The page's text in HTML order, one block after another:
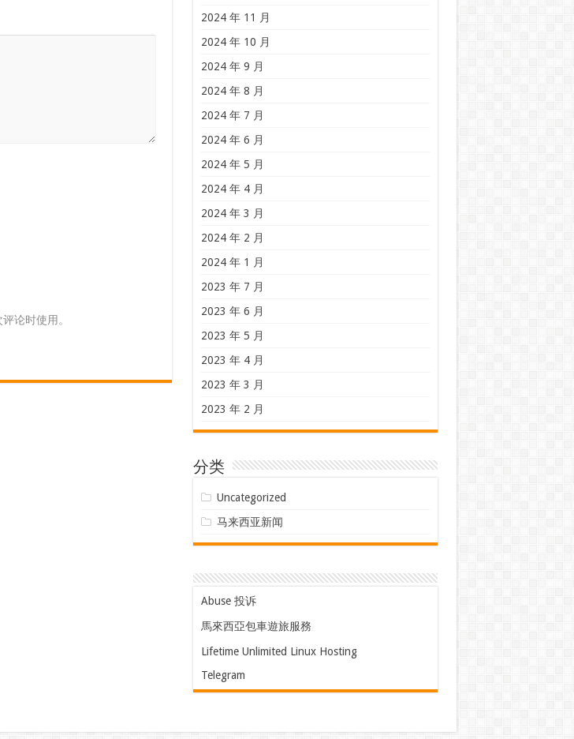
论时使用。
2024 年 11 月
2024 年 10 月
2024 年 9 月
2024 年 8 月
2024 年 7 月
2024 年 6 月
2024 年 5 月
2024 年 4 月
2024 年 3 月
2024 年 2 月
2024 年 1 月
2023 年 7 月
2023 年 6 月
2023 年 5 月
2023 年 4 月
2023 年 3 月
2023 年 2 月
分类
Uncategorized
马来西亚新闻
Abuse 投诉
馬來西亞包車遊旅服務
Lifetime Unlimited Linux Hosting
Telegram